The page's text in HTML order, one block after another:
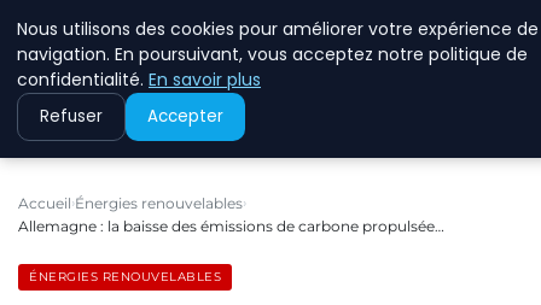
Accueil Énergies renouvelables
Allemagne : la baisse des émissions de carbone propulsée…
ÉNERGIES RENOUVELABLES
Nous utilisons des cookies pour améliorer votre expérience de
navigation. En poursuivant, vous acceptez notre politique de
confidentialité. En savoir plus
Refuser Accepter